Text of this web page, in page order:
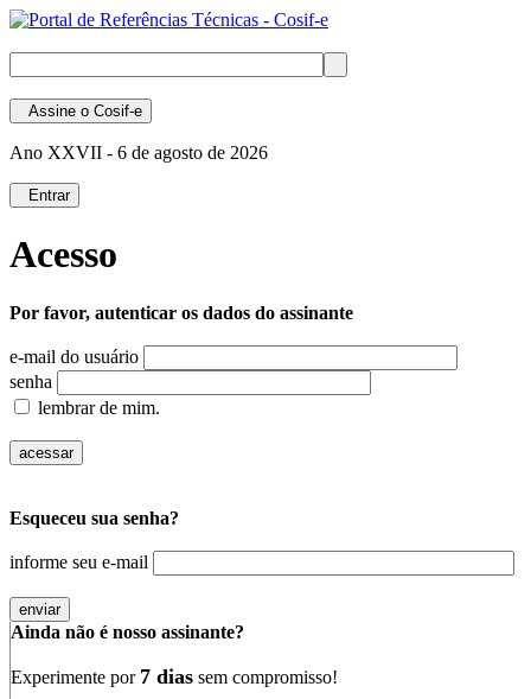
Assine o Cosif-e
Ano XXVII - 6 de agosto de 2026
Entrar
Acesso
Por favor, autenticar os dados do assinante
e-mail do usuário
senha
lembrar de mim.
Esqueceu sua senha?
informe seu e-mail
Ainda não é nosso assinante?
Experimente por 7 dias sem compromisso!